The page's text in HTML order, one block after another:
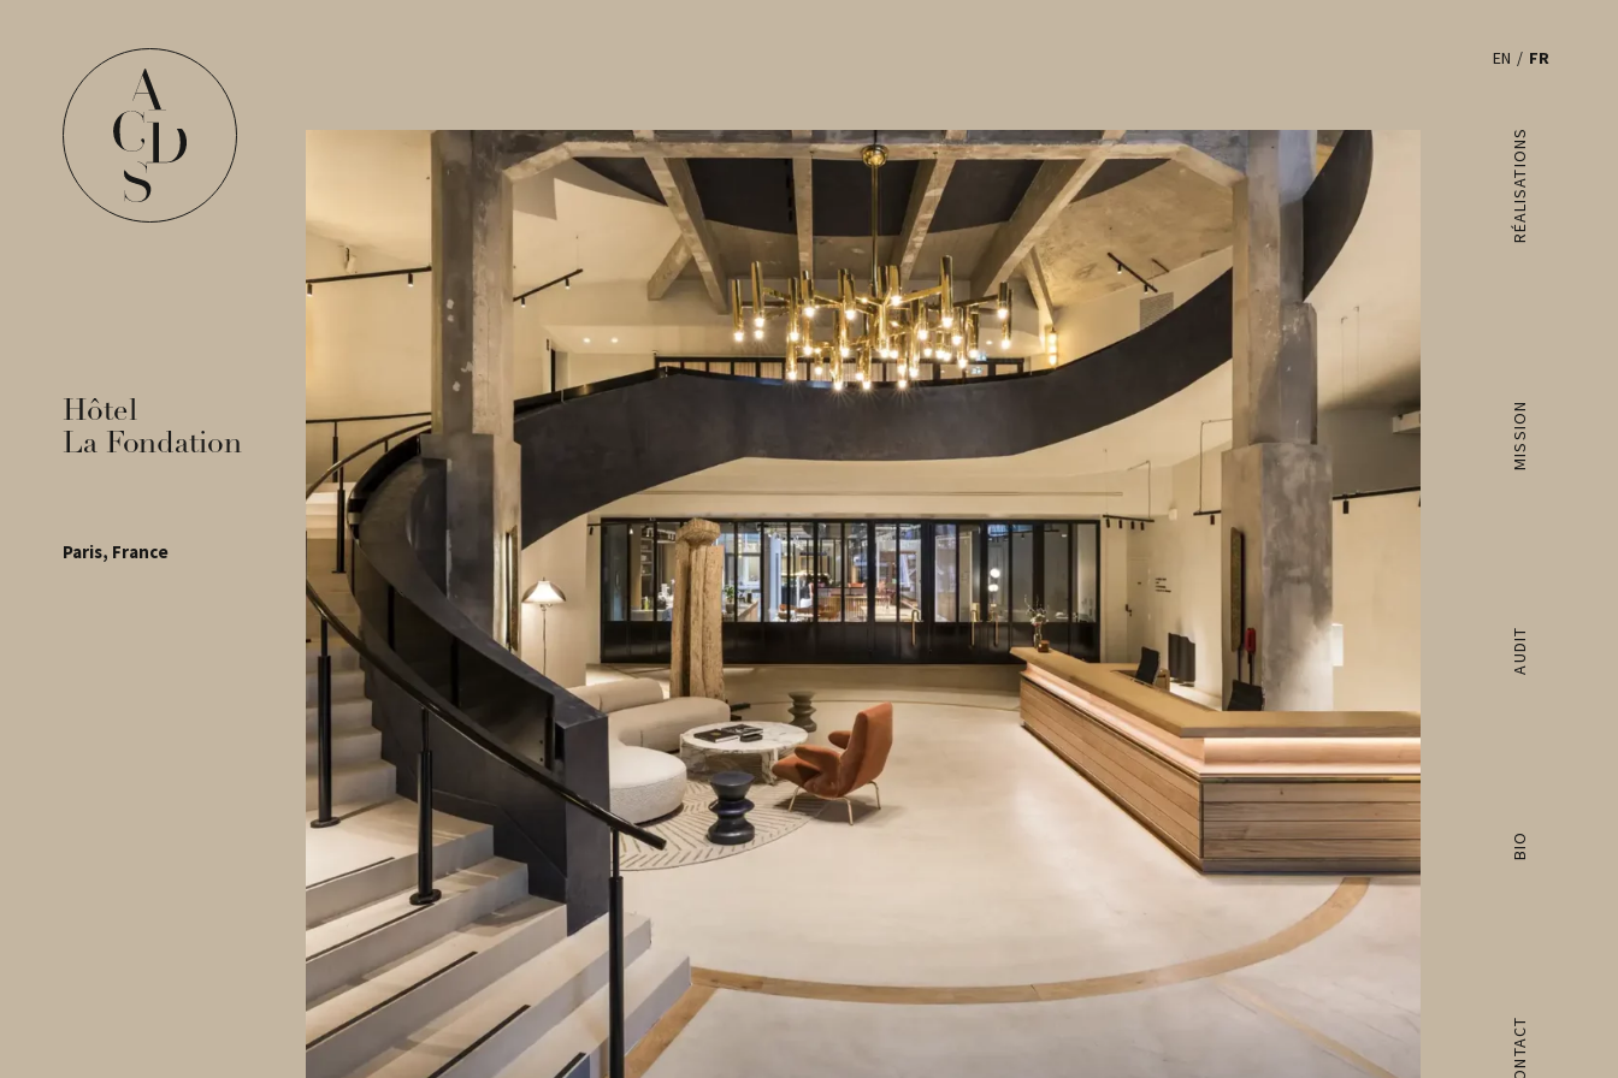
EN FR
RÉALISATIONS
MISSION
AUDIT
BIO
CONTACT
Hôtel
La Fondation
Paris, France